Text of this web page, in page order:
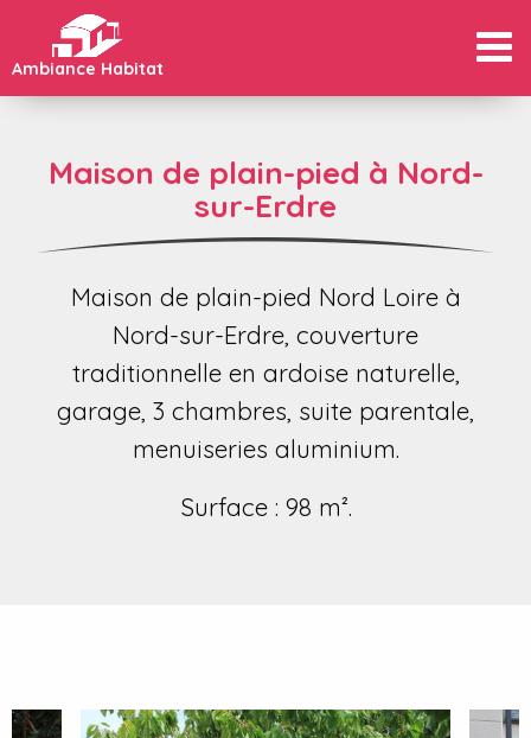
Ambiance Habitat
Maison de plain-pied à Nord-
sur-Erdre
Maison de plain-pied Nord Loire à
Nord-sur-Erdre, couverture
traditionnelle en ardoise naturelle,
garage, 3 chambres, suite parentale,
menuiseries aluminium.
Surface : 98 m².